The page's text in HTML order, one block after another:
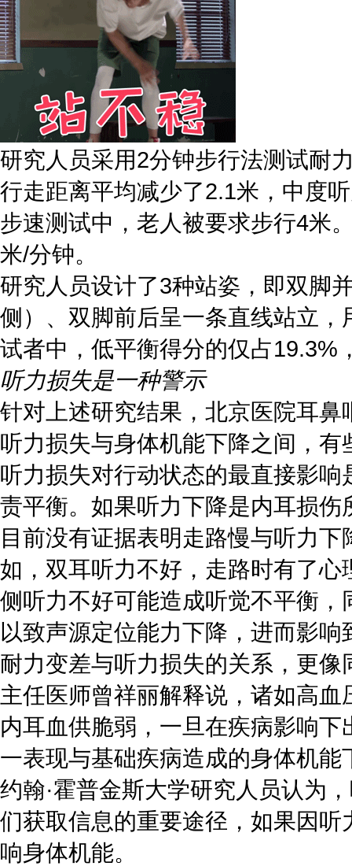
研究人员采用2分钟步行法测试耐
行走距离平均减少了2.1米，中度
步速测试中，老人被要求步行4米
米/分钟。
研究人员设计了3种站姿，即双脚
侧）、双脚前后呈一条直线站立
试者中，低平衡得分的仅占19.3%
听力损失是一种警示
针对上述研究结果，北京医院耳
听力损失与身体机能下降之间，
听力损失对行动状态的最直接影
责平衡。如果听力下降是内耳损
目前没有证据表明走路慢与听力
如，双耳听力不好，走路时有了
侧听力不好可能造成听觉不平衡
以致声源定位能力下降，进而影响
耐力变差与听力损失的关系，更
主任医师曾祥丽解释说，诸如高
内耳血供脆弱，一旦在疾病影响
一表现与基础疾病造成的身体机
约翰·霍普金斯大学研究人员认为
们获取信息的重要途径，如果因
响身体机能。